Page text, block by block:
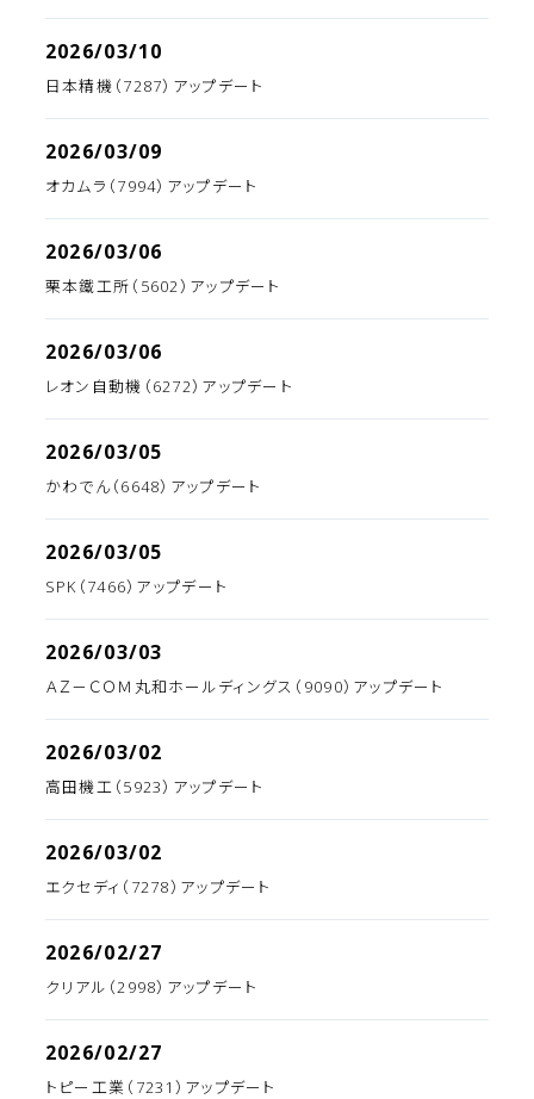
2026/03/10
日本精機（7287）アップデート
2026/03/09
オカムラ（7994）アップデート
2026/03/06
栗本鐵工所（5602）アップデート
2026/03/06
レオン自動機（6272）アップデート
2026/03/05
かわでん（6648）アップデート
2026/03/05
SPK（7466）アップデート
2026/03/03
ＡＺ－ＣＯＭ丸和ホールディングス（9090）アップデート
2026/03/02
高田機工（5923）アップデート
2026/03/02
エクセディ（7278）アップデート
2026/02/27
クリアル（2998）アップデート
2026/02/27
トピー工業（7231）アップデート